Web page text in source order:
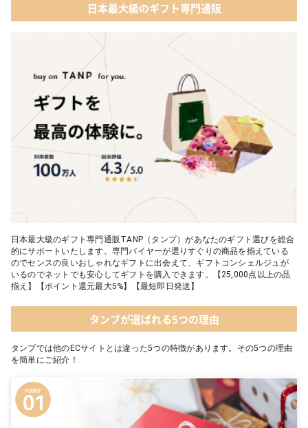
日本最大級のギフト専門通販
日本最大級のギフト専門通販TANP（タンプ）があなたのギフト選びを総合
的にサポートいたします。専門バイヤーが選りすぐりの商品を揃えている
のでセンスの良いおしゃれなギフトに出会えて、ギフトコンシェルジュが
いるのでネットでも安心してギフトを購入できます。【25,000点以上の品
揃え】【ポイント還元最大5%】【最短即日発送】
タンプが選ばれる5つの理由
タンプでは他のECサイトとは違った5つの特徴があります。その5つの理由
を簡単にご紹介！